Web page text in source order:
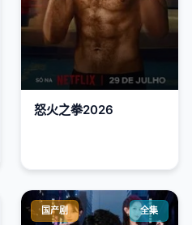
怒火之拳2026
国产剧 全集